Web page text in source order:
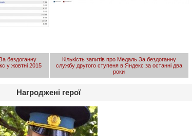
бездоганну
у жовтні 2015
Кількість запитів про Медаль За бездоганну
службу другого ступеня в Яндекс за останні два
роки
Нагроджені герої